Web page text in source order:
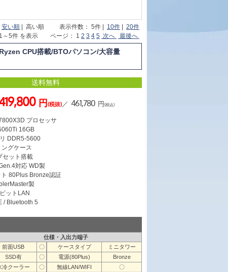
安い順 | 高い順 表示件数： 5件 | 10件 | 20件
～5件 を表示 ページ： 1 2 3 4 5 次へ 最後へ
CPU搭載/BTOパソコン/大容量
送料無料
円(税抜)／ 461,780 円(税込)
プロセッサ
16GB
DDR5-5600
グケース
セット搭載
対応 WD製
80Plus Bronze認証
製
ットLAN
/ Bluetooth 5
仕様・入出力端子
前面USB 〇 ケースタイプ
ミニタワー
SSD有 〇 電源(80Plus)
Bronze
冷クーラー 〇 無線LAN/WIFI
〇